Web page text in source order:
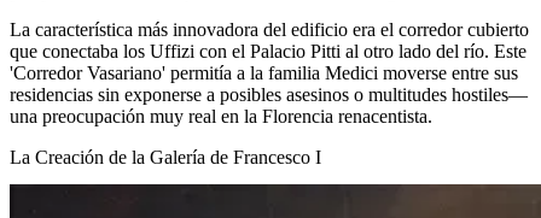
La característica más innovadora del edificio era el corredor cubierto
que conectaba los Uffizi con el Palacio Pitti al otro lado del río. Este
'Corredor Vasariano' permitía a la familia Medici moverse entre sus
residencias sin exponerse a posibles asesinos o multitudes hostiles—
una preocupación muy real en la Florencia renacentista.
La Creación de la Galería de Francesco I